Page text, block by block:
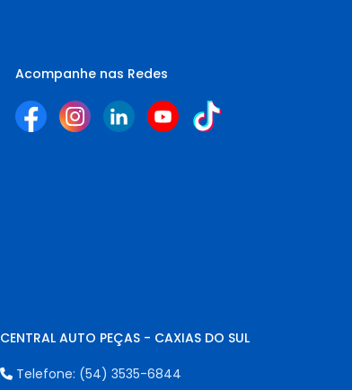
Acompanhe nas Redes
CENTRAL AUTO PEÇAS - CAXIAS DO SUL
Telefone: (54) 3535-6844